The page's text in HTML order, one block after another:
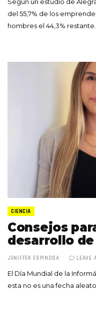
del 55,7% de los
hombres el 44,3% restante.
CIENCIA
Consejos
desarrollo
JENIFFER ESPINOSA LEAVE
El Día Mundial de la
esta no es una fecha